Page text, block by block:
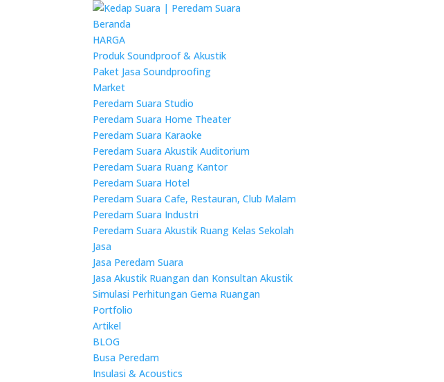
Beranda
HARGA
Produk Soundproof & Akustik
Paket Jasa Soundproofing
Market
Peredam Suara Studio
Peredam Suara Home Theater
Peredam Suara Karaoke
Peredam Suara Akustik Auditorium
Peredam Suara Ruang Kantor
Peredam Suara Hotel
Peredam Suara Cafe, Restauran, Club Malam
Peredam Suara Industri
Peredam Suara Akustik Ruang Kelas Sekolah
Jasa
Jasa Peredam Suara
Jasa Akustik Ruangan dan Konsultan Akustik
Simulasi Perhitungan Gema Ruangan
Portfolio
Artikel
BLOG
Busa Peredam
Insulasi & Acoustics